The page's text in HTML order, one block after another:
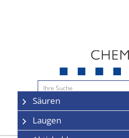
Navigation
Säuren
Laugen